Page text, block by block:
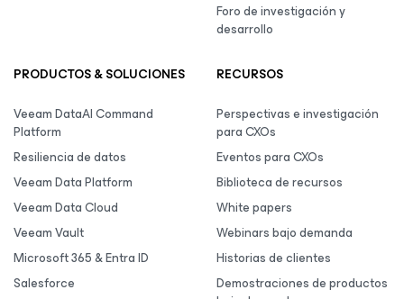
Foro de investigación y
desarrollo
PRODUCTOS & SOLUCIONES
Veeam DataAI Command
Platform
Resiliencia de datos
Veeam Data Platform
Veeam Data Cloud
Veeam Vault
Microsoft 365 & Entra ID
Salesforce
RECURSOS
Perspectivas e investigación
para CXOs
Eventos para CXOs
Biblioteca de recursos
White papers
Webinars bajo demanda
Historias de clientes
Demostraciones de productos